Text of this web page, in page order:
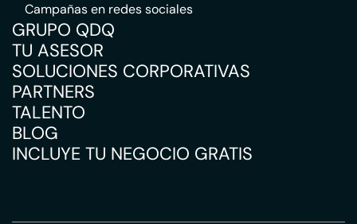
Campañas en redes sociales
GRUPO QDQ
TU ASESOR
SOLUCIONES CORPORATIVAS
PARTNERS
TALENTO
BLOG
INCLUYE TU NEGOCIO GRATIS